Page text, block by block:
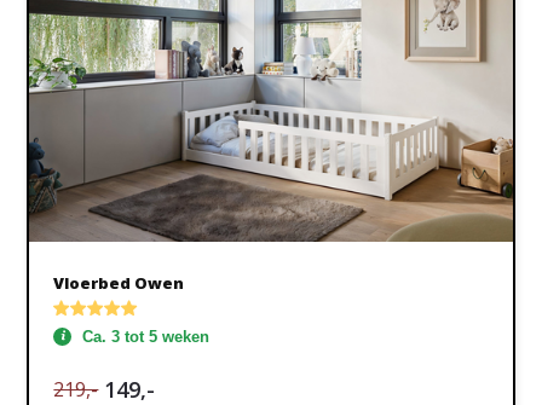
Vloerbed Owen
Ca. 3 tot 5 weken
219,- 149,-